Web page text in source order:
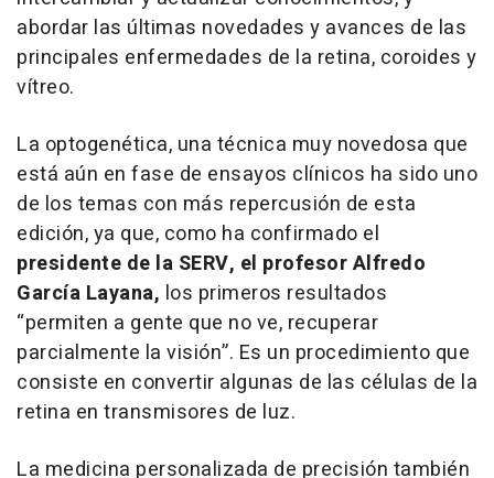
abordar las últimas novedades y avances de las
principales enfermedades de la retina, coroides y
vítreo.
La optogenética, una técnica muy novedosa que
está aún en fase de ensayos clínicos ha sido uno
de los temas con más repercusión de esta
edición, ya que, como ha confirmado el
presidente de la SERV, el profesor Alfredo
García Layana, los primeros resultados
“permiten a gente que no ve, recuperar
parcialmente la visión”. Es un procedimiento que
consiste en convertir algunas de las células de la
retina en transmisores de luz.
La medicina personalizada de precisión también